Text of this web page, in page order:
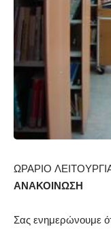
ΩΡΑΡΙΟ
ΑΝΑΚΟΙΝΩΣΗ
Σας ενημερώνουμε